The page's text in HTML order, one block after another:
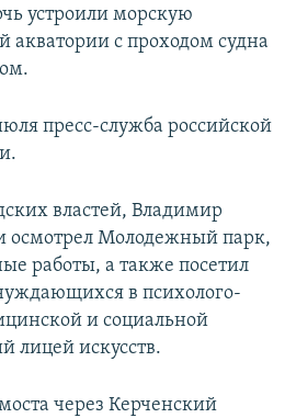
устроили морскую
акватории с проходом судна
пресс-служба российской
властей, Владимир
осмотрел Молодежный парк,
работы, а также посетил
в психолого-
и социальной
лицей искусств.
через Керченский